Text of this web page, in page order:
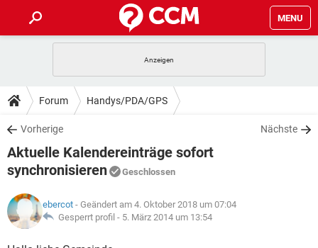
MENU
ANDROID IOS
WINDOWS 10
WHATSAPP TIKTOK
FACEBOOK HARDWARE
TIPPS & TRICKS
SPIELE STREAMING
WINDOWS 10
FACEBOOK HARDWARE
DOWNLOADS
SPIELE STREAMING
ANDROID IOS
WINDOWS 10 INSTAGRAM
WHATSAPP
FORUM
ANDROID IOS
LEXIKON
SPIELE
Forum Handys/PDA/GPS
Vorherige Nächste
Aktuelle Kalendereinträge sofort
synchronisieren
Geschlossen
ebercot - Geändert am 4. Oktober 2018 um 07:04
Gesperrt profil - 5. März 2014 um 13:54